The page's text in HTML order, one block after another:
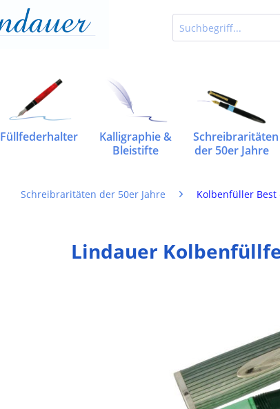
Füllfederhalter
Kalligraphie &
Bleistifte
Schreibraritäten
der 50er Jahre
Schreibraritäten der 50er Jahre Kolbenfüller
Lindauer